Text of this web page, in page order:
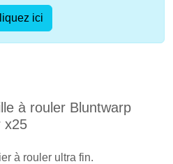
ici
à rouler Bluntwarp
x25
à rouler ultra fin.